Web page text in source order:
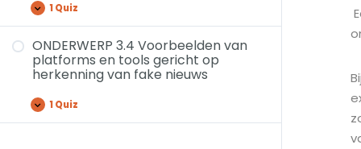
1 Quiz
ONDERWERP 3.4 Voorbeelden van
platforms en tools gericht op
herkenning van fake nieuws
1 Quiz